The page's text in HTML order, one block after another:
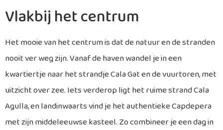
Vlakbij het centrum
Het mooie van het centrum is dat de natuur en de stranden
nooit ver weg zijn. Vanaf de haven wandel je in een
kwartiertje naar het strandje Cala Gat en de vuurtoren, met
uitzicht over zee. Iets verderop ligt het ruime strand Cala
Agulla, en landinwaarts vind je het authentieke Capdepera
met zijn middeleeuwse kasteel. Zo combineer je een dag in